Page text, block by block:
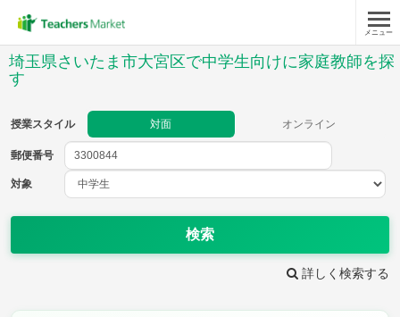
メニュー
埼玉県さいたま市大宮区で中学生向けに家庭教師を探
す
授業スタイル 対面 オンライン
郵便番号
対象
検索
詳しく検索する
郵便番号